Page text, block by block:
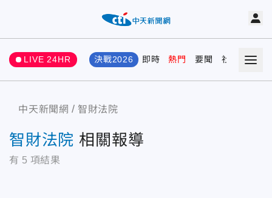
LIVE 24HR 決戰2026 即時 熱門 要聞 社會 娛樂
中天新聞網 智財法院
智財法院 相關報導
有 5 項結果